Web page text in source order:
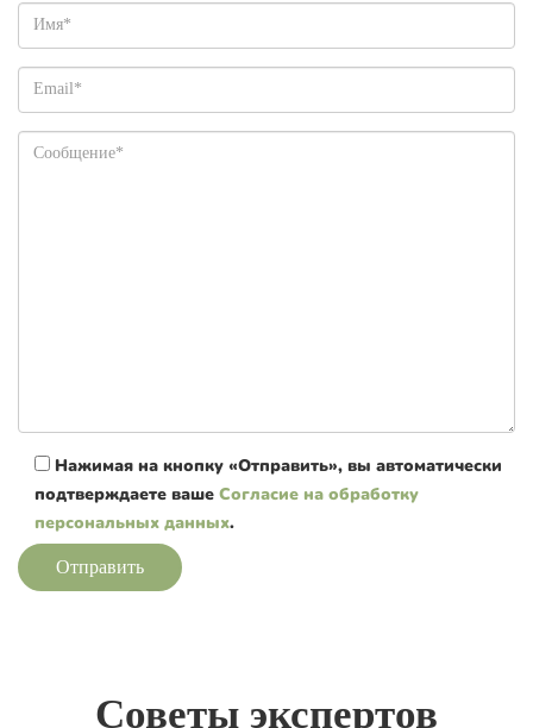
Нажимая на кнопку «Отправить», вы автоматически
подтверждаете ваше Согласие на обработку
персональных данных.
Отправить
Советы экспертов